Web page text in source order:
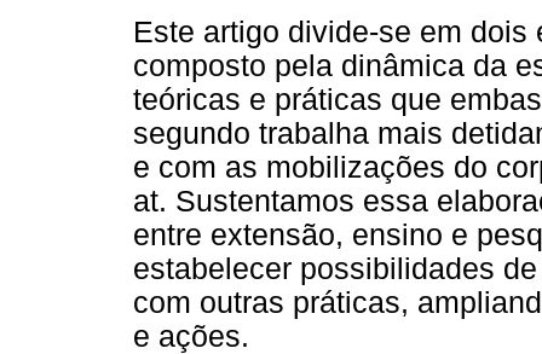
Este artigo divide-se em
composto pela dinâmica da
teóricas e práticas que
segundo trabalha mais
e com as mobilizações do
at. Sustentamos essa
entre extensão, ensino e
estabelecer possibilidades
com outras práticas,
e ações.